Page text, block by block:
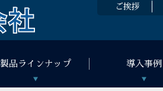
ご挨拶
製品ラインナップ 導入事例